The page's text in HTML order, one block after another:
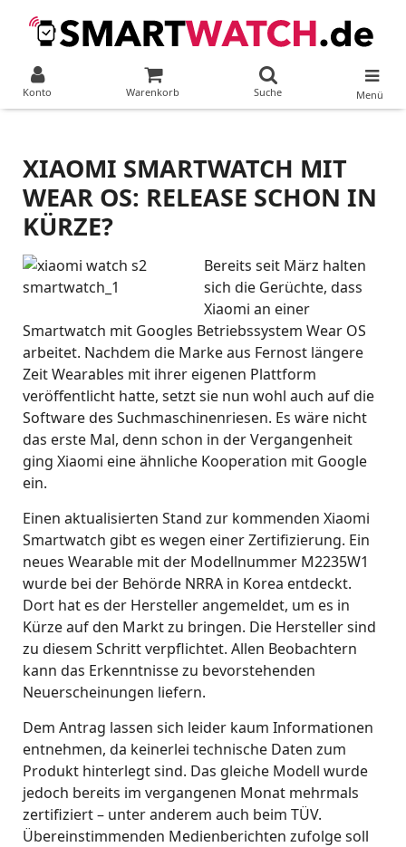
Konto Warenkorb Suche Menü
XIAOMI SMARTWATCH MIT
WEAR OS: RELEASE SCHON IN
KÜRZE?
Bereits seit März halten
sich die Gerüchte, dass
Xiaomi an einer
Smartwatch mit Googles Betriebssystem Wear OS
arbeitet. Nachdem die Marke aus Fernost längere
Zeit Wearables mit ihrer eigenen Plattform
veröffentlicht hatte, setzt sie nun wohl auch auf die
Software des Suchmaschinenriesen. Es wäre nicht
das erste Mal, denn schon in der Vergangenheit
ging Xiaomi eine ähnliche Kooperation mit Google
ein.
Einen aktualisierten Stand zur kommenden Xiaomi
Smartwatch gibt es wegen einer Zertifizierung. Ein
neues Wearable mit der Modellnummer M2235W1
wurde bei der Behörde NRRA in Korea entdeckt.
Dort hat es der Hersteller angemeldet, um es in
Kürze auf den Markt zu bringen. Die Hersteller sind
zu diesem Schritt verpflichtet. Allen Beobachtern
kann das Erkenntnisse zu bevorstehenden
Neuerscheinungen liefern.
Dem Antrag lassen sich leider kaum Informationen
entnehmen, da keinerlei technische Daten zum
Produkt hinterlegt sind. Das gleiche Modell wurde
jedoch bereits im vergangenen Monat mehrmals
zertifiziert – unter anderem auch beim TÜV.
Übereinstimmenden Medienberichten zufolge soll